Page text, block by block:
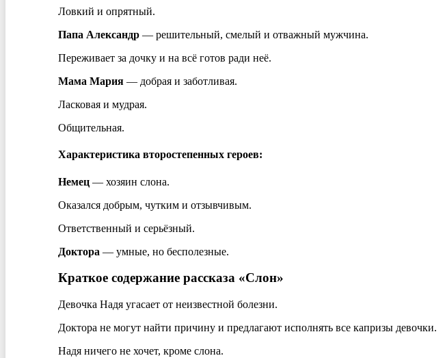
Ловкий и опрятный.
Папа Александр— решительный, смелый и отважный мужчина.
Переживает за дочку и на всё готов ради неё.
Мама Мария— добрая и заботливая.
Ласковая и мудрая.
Общительная.
Характеристика второстепенных героев:
Немец— хозяин слона.
Оказался добрым, чутким и отзывчивым.
Ответственный и серьёзный.
Доктора — умные, но бесполезные.
Краткое содержание рассказа «Слон»
Девочка Надя угасает от неизвестной болезни.
Доктора не могут найти причину и предлагают исполнять все капризы девочки.
Надя ничего не хочет, кроме слона.